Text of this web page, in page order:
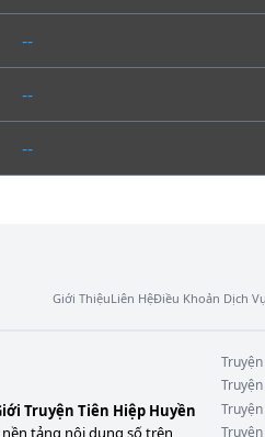
--
--
--
Giới ThiệuLiên HệĐiều Khoản Dịch Vụ
Truyện Tiên Hiệp Huyền
nền tảng nội dung số trên
Truyện
Truyện
Truyện
Truyện